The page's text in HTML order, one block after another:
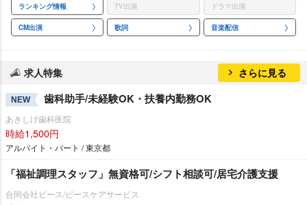
ランキング情報 TV出演 ドラマ出演
CM出演 歌詞 音楽配信
求人特集 さらに見る
NEW 歯科助手/未経験OK・扶養内勤務OK
あきしげ歯科医院
時給1,500円
アルバイト・パート / 東京都
「福祉調理スタッフ」無資格可/シフト相談可/居宅介護支援
合同会社ピース/ピースケアサービス